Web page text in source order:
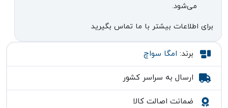
می‌شود.
برای اطلاعات بیشتر با ما تماس بگیرید
برند: امگا سواچ
ارسال به سراسر کشور
ضمانت اصالت کالا